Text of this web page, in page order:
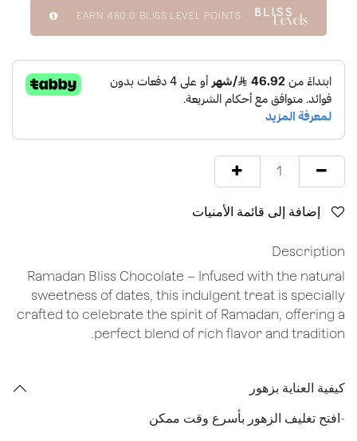
EARN480.0 BLISS LEVEL POINTS
Description
Ramadan Bliss Chocolate – Infused with the natural
sweetness of dates, this indulgent treat is specially
crafted to celebrate the spirit of Ramadan, offering a
perfect blend of rich flavor and tradition.
كيفية العناية بزهور
​-افتح تغليف الزهور بأسرع وقت ممكن